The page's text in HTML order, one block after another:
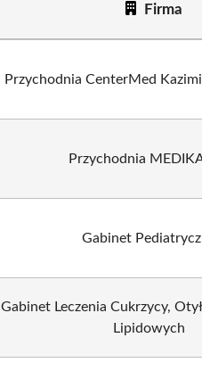
Firma
Przychodnia CenterMed
Przychodnia
Gabinet
Gabinet Leczenia Cukrzycy,
Lipidowych